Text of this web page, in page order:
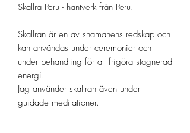
Skallra Peru - hantverk från Peru.
Skallran är en av shamanens redskap och
kan användas under ceremonier och
under behandling för att frigöra stagnerad
energi.
Jag använder skallran även under
guidade meditationer.